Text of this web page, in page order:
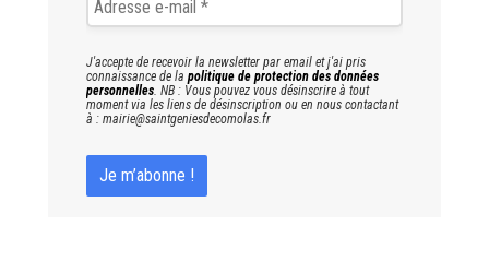
J'accepte de recevoir la newsletter par email et j'ai pris
connaissance de la politique de protection des données
personnelles . NB : Vous pouvez vous désinscrire à tout
moment via les liens de désinscription ou en nous contactant
à : mairie@saintgeniesdecomolas.fr